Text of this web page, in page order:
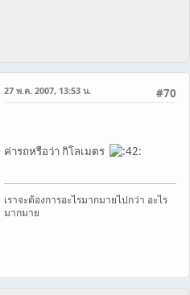
#70
27 พ.ค. 2007, 13:53 น.
ค่ารถหรือว่า กิโลเมตร
เราจะต้องการอะไรมากมายไปกว่า อะไร
มากมาย